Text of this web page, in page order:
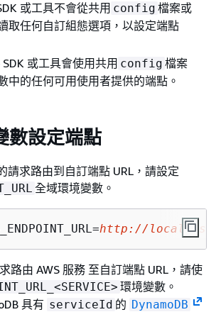
或工具不會從共用 config 檔案或
取任何自訂組態選項，以設定端點
SDK 或工具會使用共用 config 檔案
中的任何可用使用者提供的端點。
數設定端點
請求路由到自訂端點 URL，請設定
全域環境變數。
http://
路由 AWS 服務 至自訂端點 URL，請使
環境變數。
具有 serviceId 的 DynamoDB